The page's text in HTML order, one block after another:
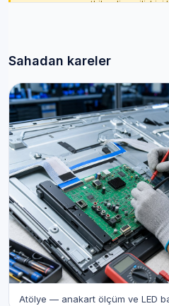
yetkilendirme ilişkisi
Sahadan kareler
Atölye — anakart ölçüm ve LED